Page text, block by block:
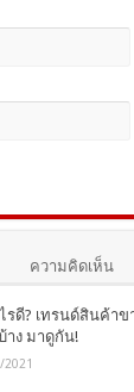
ความคิดเห็น
รดี? เทรนด์สินค้า
าง มาดูกัน!